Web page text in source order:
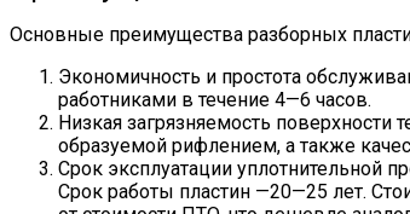
Основные преимущества разборных
Экономичность и простота
работниками в течение 4—6 часов.
Низкая загрязняемость поверхности
образуемой рифлением, а также
Срок эксплуатации уплотнительной
Срок работы пластин —20—25 лет.